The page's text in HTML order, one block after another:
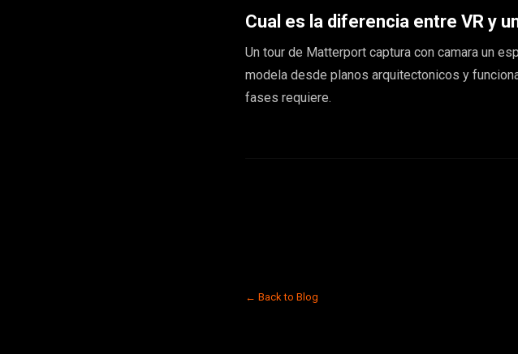
Cual es la diferencia entre VR y
Un tour de Matterport captura con camara un
modela desde planos arquitectonicos y
fases requiere.
← Back to Blog